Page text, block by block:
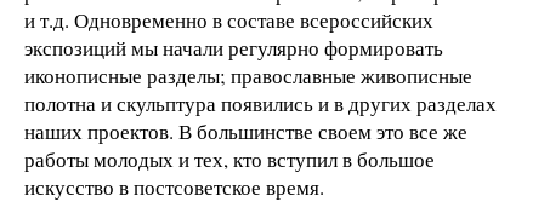
и т.д. Одновременно в составе всероссийских
экспозиций мы начали регулярно формировать
иконописные разделы; православные живописные
полотна и скульптура появились и в других разделах
наших проектов. В большинстве своем это все же
работы молодых и тех, кто вступил в большое
искусство в постсоветское время.